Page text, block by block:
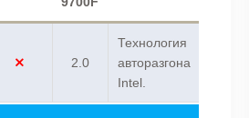
2.0
Технология
авторазгона
Intel.